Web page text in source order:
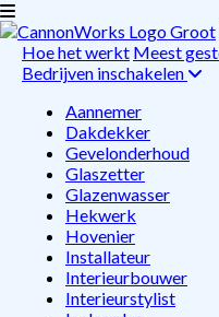
Hoe het werkt Meest
Bedrijven inschakelen
Aannemer
Dakdekker
Gevelonderhoud
Glaszetter
Glazenwasser
Hekwerk
Hovenier
Installateur
Interieurbouwer
Interieurstylist